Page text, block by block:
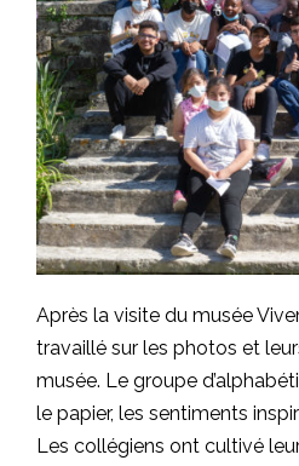
Après la visite du musée
travaillé sur les photos et
musée. Le groupe
le papier, les sentiments
Les collégiens ont cultivé